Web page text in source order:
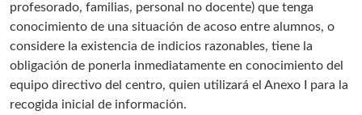
profesorado, familias, personal no docente) que tenga
conocimiento de una situación de acoso entre alumnos, o
considere la existencia de indicios razonables, tiene la
obligación de ponerla inmediatamente en conocimiento del
equipo directivo del centro, quien utilizará el Anexo I para la
recogida inicial de información.